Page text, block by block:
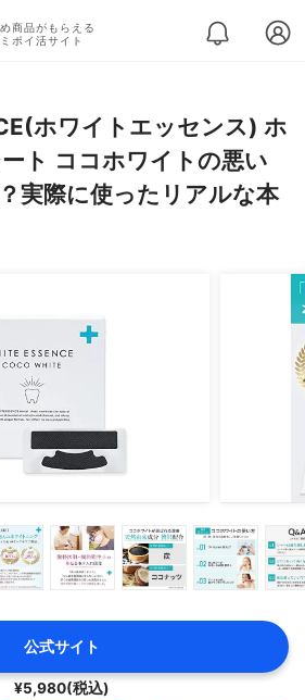
商品がもらえる
ポイ活サイト
ホワイトエッセンス) ホ
ト ココホワイトの悪い
実際に使ったリアルな本
公式サイト
¥5,980(税込)